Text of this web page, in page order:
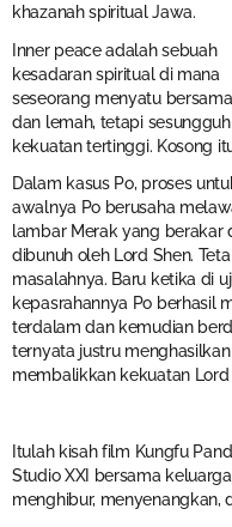
khazanah spiritual Jawa.
Inner peace adalah sebuah
kesadaran spiritual di mana
seseorang menyatu
dan lemah, tetapi
kekuatan tertinggi. Kosong
Dalam kasus Po, proses
awalnya Po berusaha
lambar Merak yang berakar
dibunuh oleh Lord Shen.
masalahnya. Baru ketika di
kepasrahannya Po berhasil
terdalam dan kemudian
ternyata justru
membalikkan kekuatan
Itulah kisah film Kungfu
Studio XXI bersama
menghibur, menyenangkan,